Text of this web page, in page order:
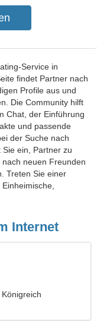
Service in
findet Partner nach
Profile aus und
Die Community hilft
Chat, der Einführung
und passende
der Suche nach
ein, Partner zu
neuen Freunden
Treten Sie einer
Internet